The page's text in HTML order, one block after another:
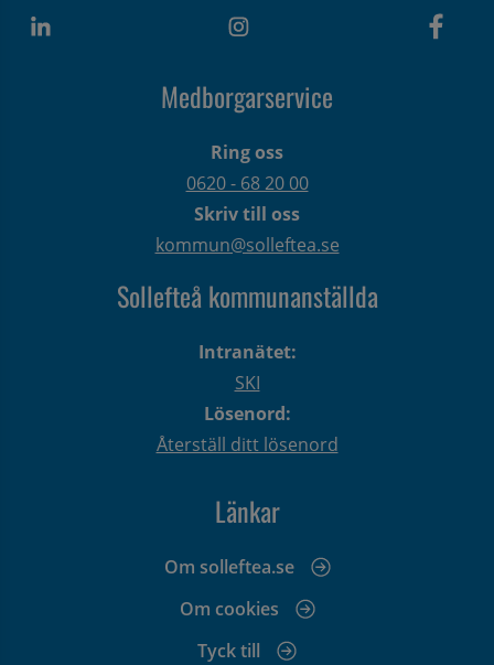
Medborgarservice
Ring oss
0620 - 68 20 00
Skriv till oss
kommun@solleftea.se
Sollefteå kommunanställda
Intranätet:
SKI
Lösenord:
Återställ ditt lösenord
Länkar
Om solleftea.se
Om cookies
Tyck till